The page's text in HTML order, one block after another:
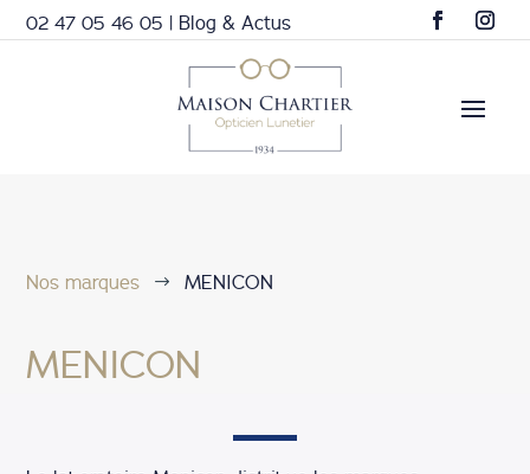
02 47 05 46 05 | Blog & Actus
Nos marques $ MENICON
MENICON